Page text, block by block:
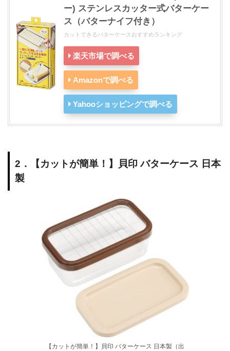
ー) ステンレスカッター式バターケー
ス（バターナイフ付き）
カットできるバターケースおすすめランキング
楽天市場で調べる
Amazonで調べる
Yahooショッピングで調べる
2．【カットが簡単！】貝印 バターケース 日本
製
【カットが簡単！】貝印 バターケース 日本製（出